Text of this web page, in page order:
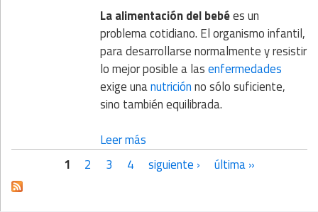
La alimentación del bebées un
problema cotidiano. El organismo infantil,
para desarrollarse normalmente y resistir
lo mejor posible a lasenfermedades
exige unanutriciónno sólo suficiente,
sino también equilibrada.
Leer más
Páginas
1 2 3 4 siguiente › última »